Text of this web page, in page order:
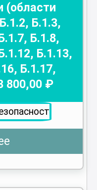
(области
Б.1.3,
Б.1.8,
Б.1.13,
Б.1.17,
800,00 ₽